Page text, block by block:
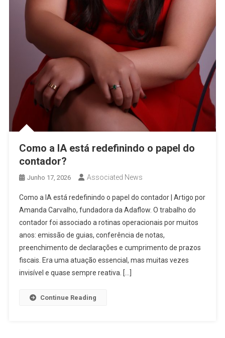
Como a IA está redefinindo o papel do
contador?
Junho 17, 2026 Associated News
Como a IA está redefinindo o papel do contador | Artigo por
Amanda Carvalho, fundadora da Adaflow. O trabalho do
contador foi associado a rotinas operacionais por muitos
anos: emissão de guias, conferência de notas,
preenchimento de declarações e cumprimento de prazos
fiscais. Era uma atuação essencial, mas muitas vezes
invisível e quase sempre reativa. […]
Continue Reading